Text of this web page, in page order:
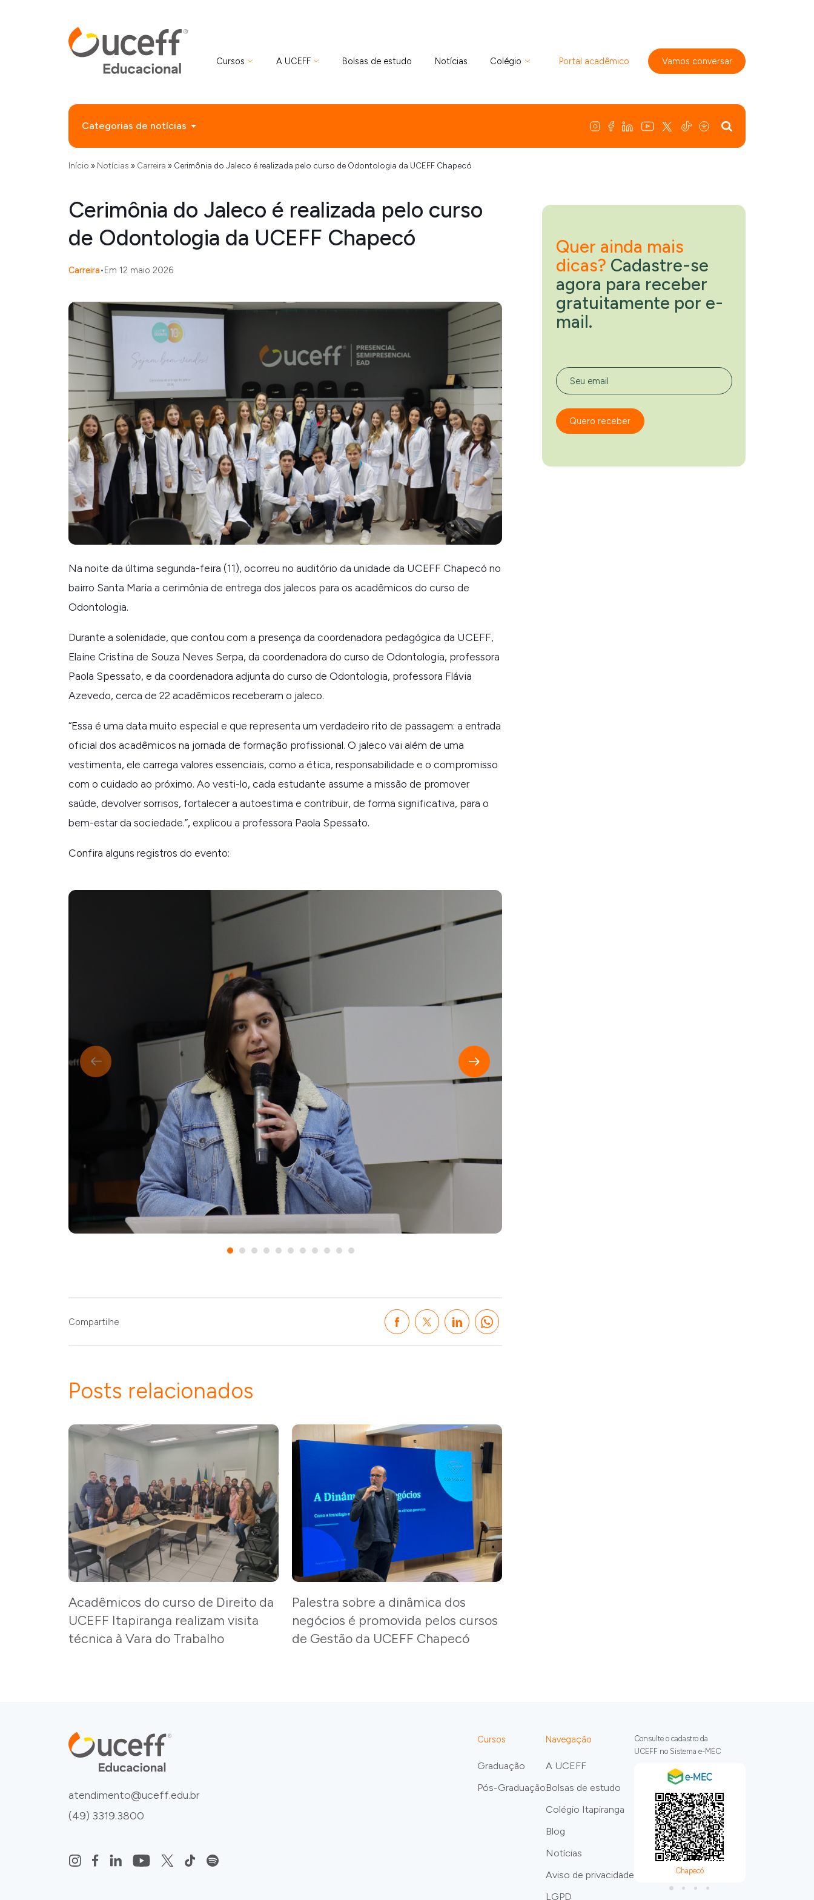
Cursos A UCEFF Bolsas de estudo Notícias Colégio Portal acadêmico Vamos conversar
Categorias de notícias
Início » Notícias » Carreira » Cerimônia do Jaleco é realizada pelo curso de Odontologia da UCEFF Chapecó
Cerimônia do Jaleco é realizada pelo curso
de Odontologia da UCEFF Chapecó
Carreira•Em 12 maio 2026
Na noite da última segunda-feira (11), ocorreu no auditório da unidade da UCEFF Chapecó no
bairro Santa Maria a cerimônia de entrega dos jalecos para os acadêmicos do curso de
Odontologia.
Durante a solenidade, que contou com a presença da coordenadora pedagógica da UCEFF,
Elaine Cristina de Souza Neves Serpa, da coordenadora do curso de Odontologia, professora
Paola Spessato, e da coordenadora adjunta do curso de Odontologia, professora Flávia
Azevedo, cerca de 22 acadêmicos receberam o jaleco.
“Essa é uma data muito especial e que representa um verdadeiro rito de passagem: a entrada
oficial dos acadêmicos na jornada de formação profissional. O jaleco vai além de uma
vestimenta, ele carrega valores essenciais, como a ética, responsabilidade e o compromisso
com o cuidado ao próximo. Ao vesti-lo, cada estudante assume a missão de promover
saúde, devolver sorrisos, fortalecer a autoestima e contribuir, de forma significativa, para o
bem-estar da sociedade.”, explicou a professora Paola Spessato.
Confira alguns registros do evento:
Compartilhe
Posts relacionados
Acadêmicos do curso de Direito da
UCEFF Itapiranga realizam visita
técnica à Vara do Trabalho
Palestra sobre a dinâmica dos
negócios é promovida pelos cursos
de Gestão da UCEFF Chapecó
Quer ainda mais
dicas? Cadastre-se
agora para receber
gratuitamente por e-
mail.
Seu email
Quero receber
atendimento@uceff.edu.br
(49) 3319.3800
Cursos
Graduação
Pós-Graduação
Navegação
A UCEFF
Bolsas de estudo
Colégio Itapiranga
Blog
Notícias
Aviso de privacidade
LGPD
Consulte o cadastro da
UCEFF no Sistema e-MEC
Chapecó